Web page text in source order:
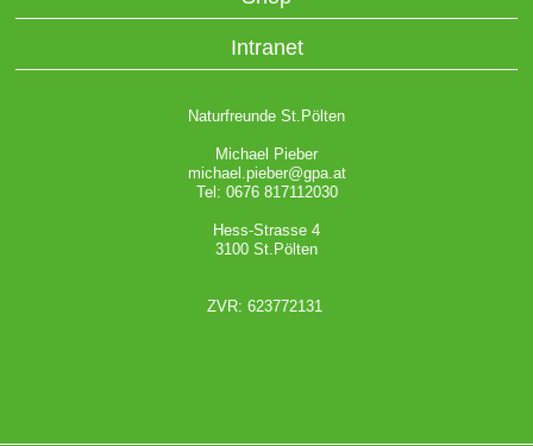
Intranet
Naturfreunde St.Pölten
Michael Pieber
michael.pieber@gpa.at
Tel: 0676 817112030
Hess-Strasse 4
3100 St.Pölten
ZVR: 623772131